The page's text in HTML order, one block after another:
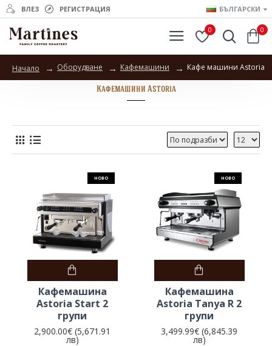
ВЛЕЗ РЕГИСТРАЦИЯ БЪЛГАРСКИ
0 0
Начало Оборудване Кафемашини Кафе машини Astoria
Кафемашини Astoria
НОВО
Кафемашина
Astoria Start 2
групи
2,900.00€ (5,671.91
лв)
НОВО
Кафемашина
Astoria Tanya R 2
групи
3,499.99€ (6,845.39
лв)